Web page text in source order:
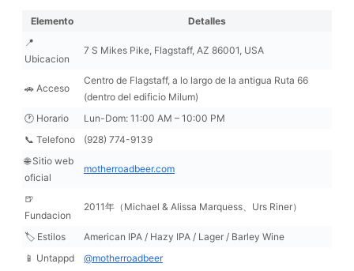
Elemento
Detalles
📍
Ubicacion
7 S Mikes Pike, Flagstaff, AZ 86001, USA
🚗 Acceso
Centro de Flagstaff, a lo largo de la antigua Ruta 66
(dentro del edificio Milum)
🕐 Horario
Lun-Dom: 11:00 AM – 10:00 PM
📞 Telefono
(928) 774-9139
🌐 Sitio web
oficial
motherroadbeer.com
🍺
Fundacion
2011年（Michael & Alissa Marquess、Urs Riner）
🏷️ Estilos
American IPA / Hazy IPA / Lager / Barley Wine
📱 Untappd
@motherroadbeer